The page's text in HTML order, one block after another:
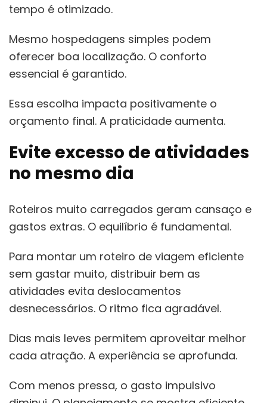
tempo é otimizado.
Mesmo hospedagens simples podem
oferecer boa localização. O conforto
essencial é garantido.
Essa escolha impacta positivamente o
orçamento final. A praticidade aumenta.
Evite excesso de atividades
no mesmo dia
Roteiros muito carregados geram cansaço e
gastos extras. O equilíbrio é fundamental.
Para montar um roteiro de viagem eficiente
sem gastar muito, distribuir bem as
atividades evita deslocamentos
desnecessários. O ritmo fica agradável.
Dias mais leves permitem aproveitar melhor
cada atração. A experiência se aprofunda.
Com menos pressa, o gasto impulsivo